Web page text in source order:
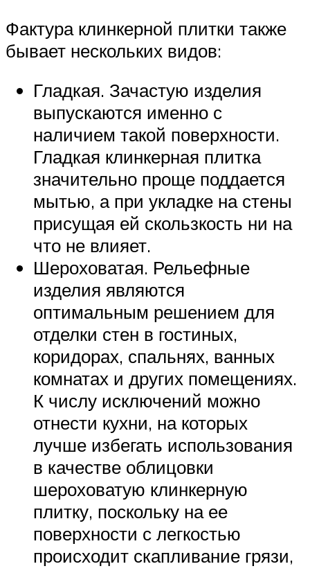
Фактура клинкерной плитки также
бывает нескольких видов:
Гладкая. Зачастую изделия
выпускаются именно с
наличием такой поверхности.
Гладкая клинкерная плитка
значительно проще поддается
мытью, а при укладке на стены
присущая ей скользкость ни на
что не влияет.
Шероховатая. Рельефные
изделия являются
оптимальным решением для
отделки стен в гостиных,
коридорах, спальнях, ванных
комнатах и других помещениях.
К числу исключений можно
отнести кухни, на которых
лучше избегать использования
в качестве облицовки
шероховатую клинкерную
плитку, поскольку на ее
поверхности с легкостью
происходит скапливание грязи,